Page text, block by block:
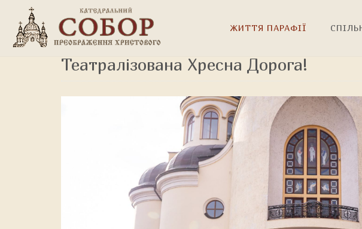
ЖИТТЯ ПАРАФІЇ
Театралізована Хресна Дорога!